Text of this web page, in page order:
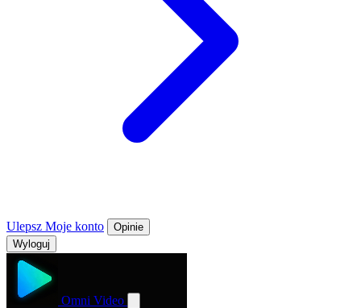
Ulepsz Moje konto
Opinie
Wyloguj
Omni Video